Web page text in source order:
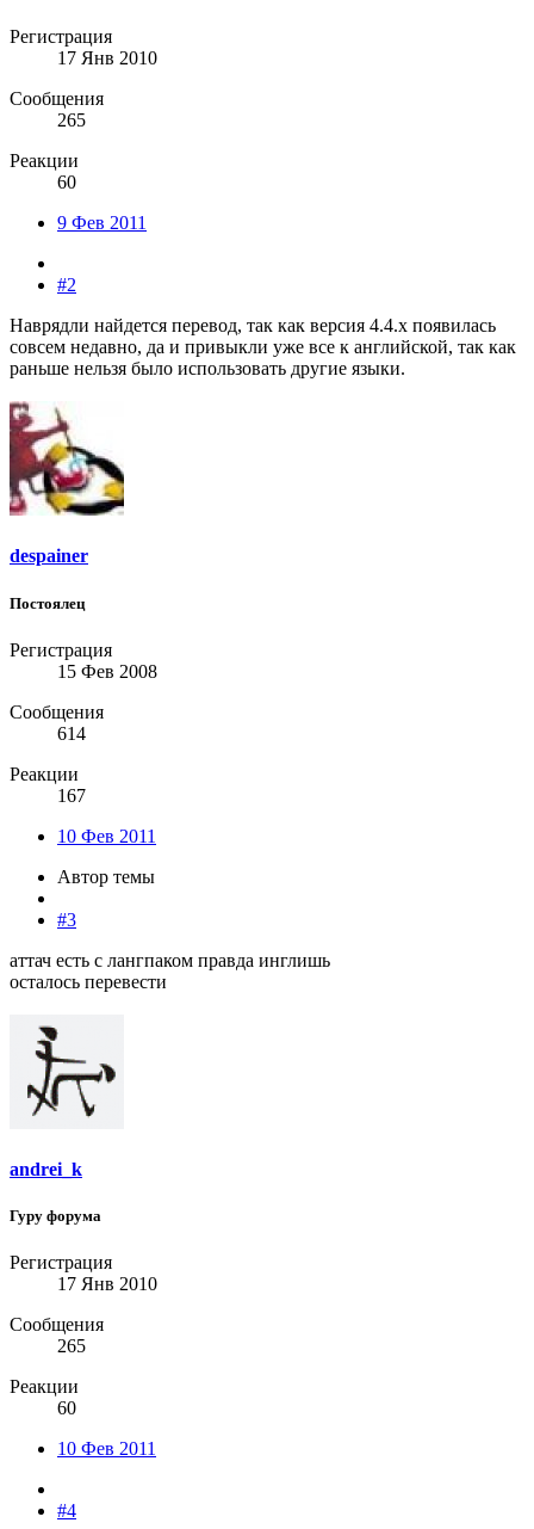
Регистрация
17 Янв 2010
Сообщения
265
Реакции
60
9 Фев 2011
#2
Наврядли найдется перевод, так как версия 4.4.х появилась
совсем недавно, да и привыкли уже все к английской, так как
раньше нельзя было использовать другие языки.
despainer
Постоялец
Регистрация
15 Фев 2008
Сообщения
614
Реакции
167
10 Фев 2011
Автор темы
#3
аттач есть с лангпаком правда инглишь
осталось перевести
andrei_k
Гуру форума
Регистрация
17 Янв 2010
Сообщения
265
Реакции
60
10 Фев 2011
#4